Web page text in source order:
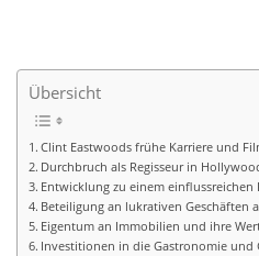
Übersicht
Clint Eastwoods frühe Karriere und
Durchbruch als Regisseur in
Entwicklung zu einem
Beteiligung an lukrativen Geschäften
Eigentum an Immobilien und ihre
Investitionen in die Gastronomie und